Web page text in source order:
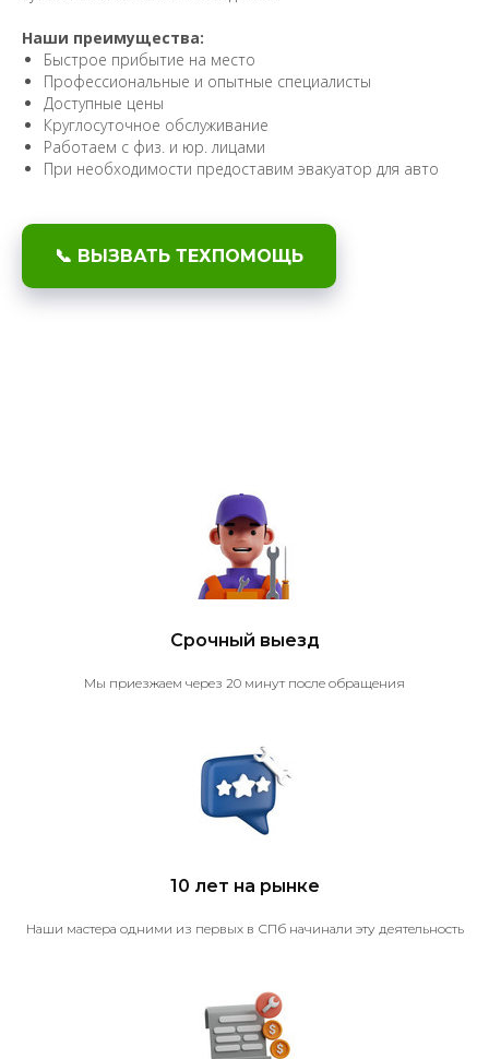
Наши преимущества:
Быстрое прибытие на место
Профессиональные и опытные специалисты
Доступные цены
Круглосуточное обслуживание
Работаем с физ. и юр. лицами
При необходимости предоставим эвакуатор для авто
📞 ВЫЗВАТЬ ТЕХПОМОЩЬ
Срочный выезд
Мы приезжаем через 20 минут после обращения
10 лет на рынке
Наши мастера одними из первых в СПб начинали эту деятельность